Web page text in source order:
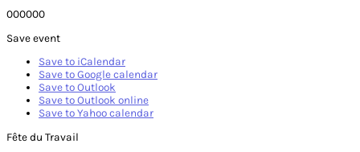
000000
Save event
Save to iCalendar
Save to Google calendar
Save to Outlook
Save to Outlook online
Save to Yahoo calendar
Fête du Travail